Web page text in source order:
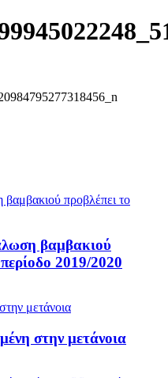
βαμβακιού
2019/2020
στην μετάνοια